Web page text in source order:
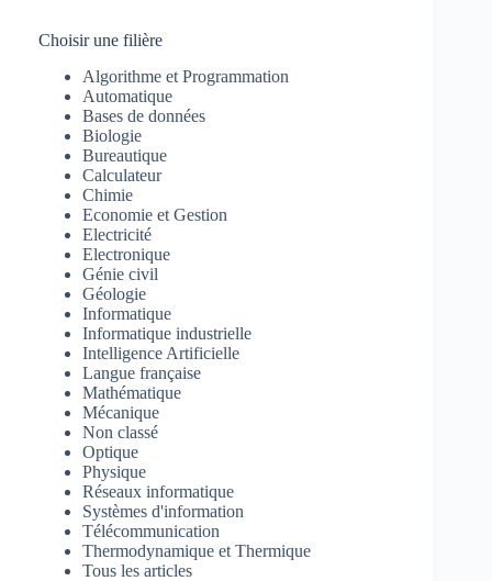
Choisir une filière
Algorithme et Programmation
Automatique
Bases de données
Biologie
Bureautique
Calculateur
Chimie
Economie et Gestion
Electricité
Electronique
Génie civil
Géologie
Informatique
Informatique industrielle
Intelligence Artificielle
Langue française
Mathématique
Mécanique
Non classé
Optique
Physique
Réseaux informatique
Systèmes d'information
Télécommunication
Thermodynamique et Thermique
Tous les articles